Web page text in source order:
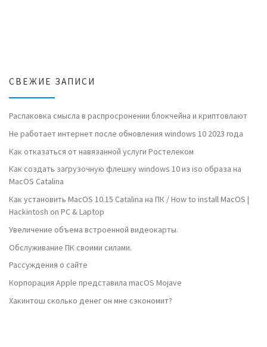
СВЕЖИЕ ЗАПИСИ
Распаковка смысла в распросронении блокчейна и криптовлают
Не работает интернет после обновления windows 10 2023 года
Как отказаться от навязанной услуги Ростелеком
Как создать загрузочную флешку windows 10 из iso образа на
MacOS Catalina
Как установить MacOS 10.15 Catalina на ПК / How to install MacOS |
Hackintosh on PC & Laptop
Увеличение объема встроенной видеокарты.
Обслуживание ПК своими силами.
Рассуждения о сайте
Корпорация Apple представила macOS Mojave
Хакинтош сколько денег он мне сэкономит?